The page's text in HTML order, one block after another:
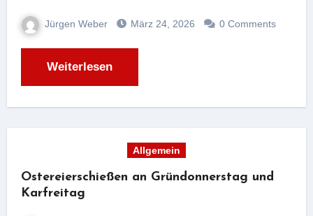
Jürgen Weber März 24, 2026 0 Comments
Weiterlesen
Allgemein
Ostereierschießen an Gründonnerstag und
Karfreitag